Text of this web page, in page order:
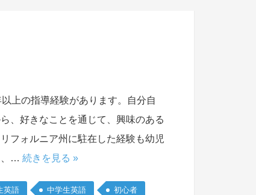
上の指導経験があります。自分自
、好きなことを通じて、興味のある
フォルニア州に駐在した経験も幼児
、… 続きを見る »
英語 中学生英語 初心者